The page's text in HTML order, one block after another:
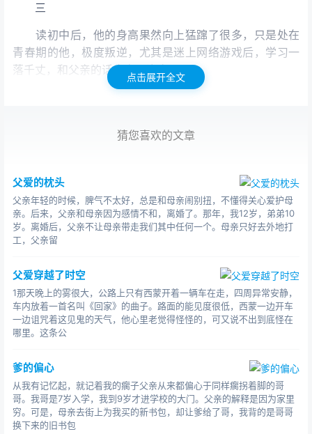
三
读初中后，他的身高果然向上猛蹿了很多，只是处在
青春期的他，极度叛逆，尤其是迷上网络游戏后，学习一
落千丈，和父亲的话也少了许多。
一家一家网吧寻找他。可每当他被父亲从激战正酣的游戏
高考前，他还是一如既往地上网。父亲找到他，拉着
他回家。他愤怒地冲父亲喊：“回家我也不学!”父亲的脚步
趔趄了两下，站在昏黄的路灯下回头看他，嘴唇气得发
抖，眼中满是无助和绝望。他撇下父亲快步向前走去，到
点击展开全文
猜您喜欢的文章
父爱的枕头
父亲年轻的时候，脾气不太好，总是和母亲闹别扭，不懂得关心爱护母
亲。后来，父亲和母亲因为感情不和，离婚了。那年，我12岁，弟弟10
岁。离婚后，父亲不让母亲带走我们其中任何一个。母亲只好去外地打
工，父亲留
父爱穿越了时空
1那天晚上的雾很大，公路上只有西蒙开着一辆车在走，四周异常安静，
车内放着一首名叫《回家》的曲子。路面的能见度很低，西蒙一边开车
一边诅咒着这见鬼的天气，他心里老觉得怪怪的，可又说不出到底怪在
哪里。这条公
爹的偏心
从我有记忆起，就记着我的瘸子父亲从来都偏心于同样瘸拐着脚的哥
哥。我哥是7岁入学，我到9岁才进学校的大门。父亲的解释是因为家里
穷。可是，母亲去街上为我买的新书包，却让爹给了哥，我背的是哥哥
换下来的旧书包